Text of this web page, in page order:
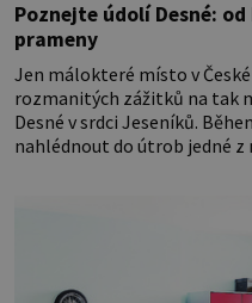
Poznejte údolí Desné:
prameny
Jen málokteré místo v
rozmanitých zážitků na tak
Desné v srdci Jeseníků.
nahlédnout do útrob jedné z